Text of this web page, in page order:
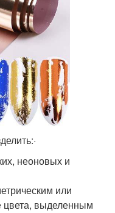
неоновых и
или
цвета, выделенным